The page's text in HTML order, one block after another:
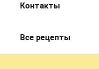
Контакты
Все рецепты